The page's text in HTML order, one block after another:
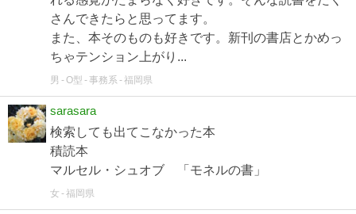
さんできたらと思ってます。
また、本そのものも好きです。新刊の書店とかめっ
ちゃテンション上がり...
男 O型 事務系 福岡県
sarasara
検索しても出てこなかった本
積読本
マルセル・シュオブ 「モネルの書」
女 福岡県